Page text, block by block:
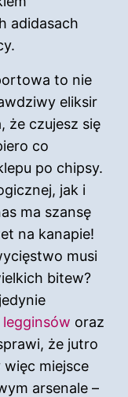
adidasach
to nie
eliksir
że czujesz się
co
po chipsy.
jak i
ma szansę
na kanapie!
musi
bitew?
oraz
że jutro
więc miejsce
arsenale –